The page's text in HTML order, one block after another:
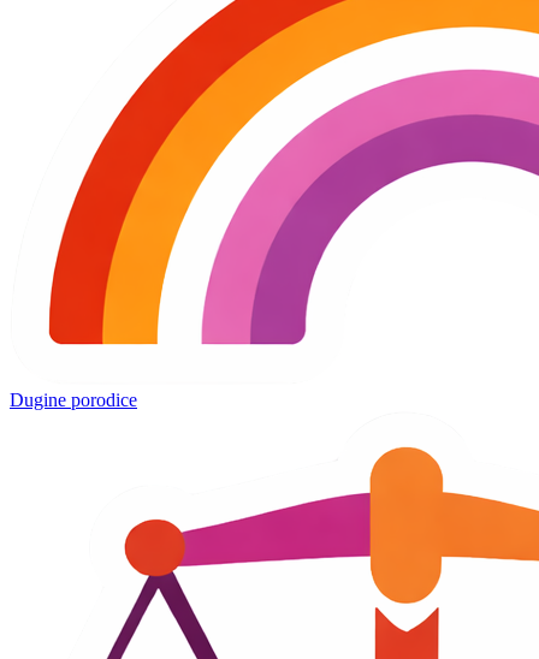
Dugine porodice